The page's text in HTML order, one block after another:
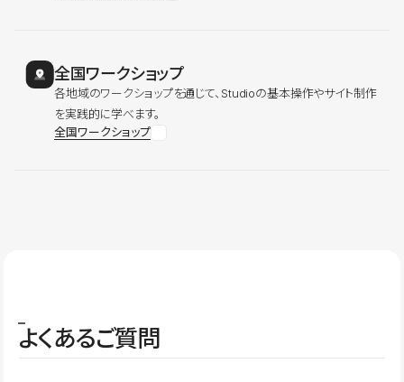
全国ワークショップ
各地域のワークショップを通じて、Studioの基本操作やサイト制作
を実践的に学べます。
全国ワークショップ
よくあるご質問